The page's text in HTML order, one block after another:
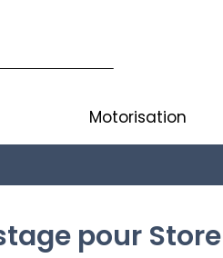
Motorisation
pour